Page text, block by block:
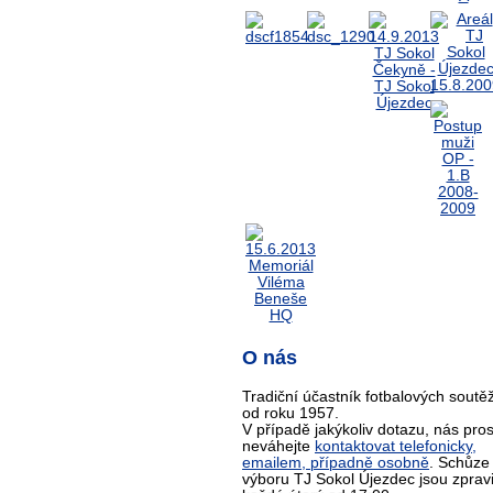
O nás
Tradiční účastník fotbalových
od roku 1957.
V případě jakýkoliv dotazu, nás
neváhejte kontaktovat telefonicky,
emailem, případně osobně. Schůze
výboru TJ Sokol Újezdec jsou